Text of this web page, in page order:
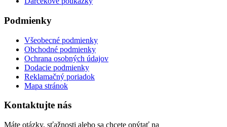
Podmienky
Všeobecné podmienky
Obchodné podmienky
Ochrana osobných údajov
Dodacie podmienky
Reklamačný poriadok
Mapa stránok
Kontaktujte nás
Máte otázky, sťažnosti alebo sa chcete opýtať na